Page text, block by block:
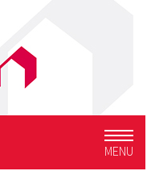
MENU